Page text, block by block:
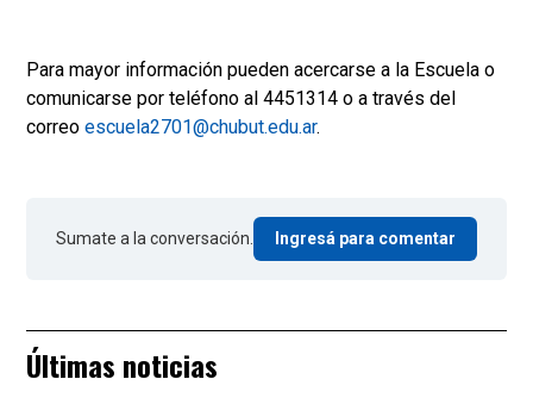
Para mayor información pueden acercarse a la Escuela o
comunicarse por teléfono al 4451314 o a través del
correo escuela2701@chubut.edu.ar.
Sumate a la conversación. Ingresá para comentar
Últimas noticias